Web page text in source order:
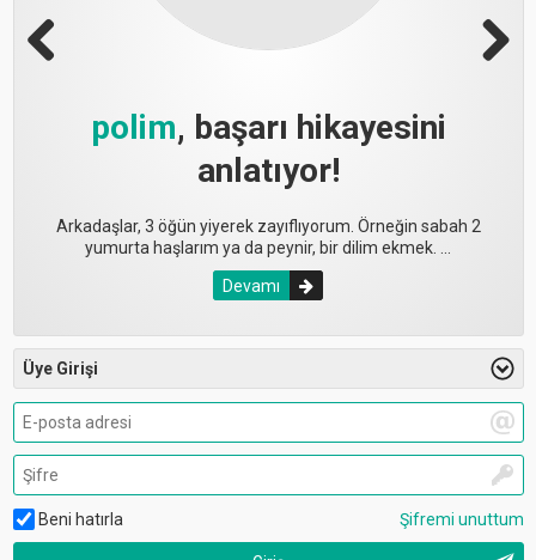
polim, başarı hikayesini
anlatıyor!
Arkadaşlar, 3 öğün yiyerek zayıflıyorum. Örneğin sabah 2
yumurta haşlarım ya da peynir, bir dilim ekmek. ...
Devamı
Üye Girişi
Beni hatırla Şifremi unuttum